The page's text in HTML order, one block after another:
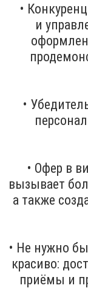
•
и
•
• Офер в
вызывает
а также
• Не нужно
красиво:
приёмы и